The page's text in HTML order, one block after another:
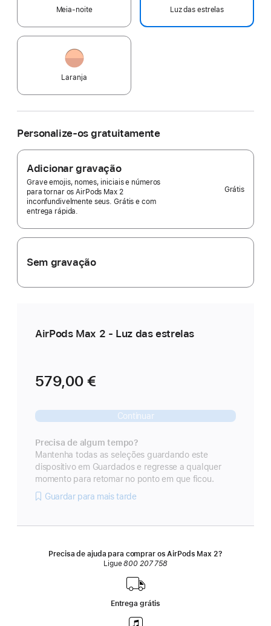
Meia-noite Luz das estrelas
Laranja
Personalize-os gratuitamente
Adicionar gravação
Grave emojis, nomes, iniciais e números
para tornar os AirPods Max 2
inconfundivelmente seus. Grátis e com
entrega rápida.
Grátis
Sem gravação
AirPods Max 2 - Luz das estrelas
579,00 €
Continuar
Precisa de algum tempo?
Mantenha todas as seleções guardando este
dispositivo em Guardados e regresse a qualquer
momento para retomar no ponto em que ficou.
Guardar para mais tarde
Precisa de ajuda para comprar os AirPods Max 2?
Ligue800 207 758
Entrega grátis